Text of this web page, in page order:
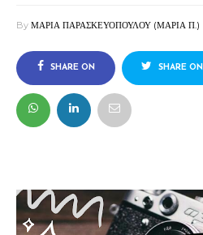
By ΜΑΡΙΑ ΠΑΡΑΣΚΕΥΟΠΟΥΛΟΥ (ΜΑΡΙΑ Π.)
SHARE ON
FACEBOOK
SHARE ON